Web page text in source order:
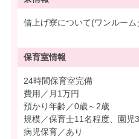
借上げ寮について(ワンルー
保育室情報
24時間保育室完備
費用／月1万円
預かり年齢／0歳～2歳
規模／保育士11名程度、園児
病児保育／あり